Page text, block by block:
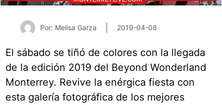
Por: Melisa Garza 2019-04-08
El sábado se tiñó de colores con la llegada
de la edición 2019 del Beyond Wonderland
Monterrey. Revive la enérgica fiesta con
esta galería fotográfica de los mejores